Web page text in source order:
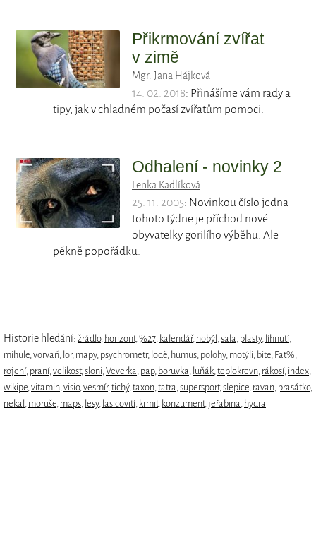
Přikrmování zvířat
v zimě
Mgr. Jana Hájková
14. 02. 2018: Přinášíme vám rady a
tipy, jak v chladném počasí zvířatům pomoci.
Odhalení - novinky 2
Lenka Kadlíková
25. 11. 2005: Novinkou číslo jedna
tohoto týdne je příchod nové
obyvatelky gorilího výběhu. Ale
pěkně popořádku.
Historie hledání: žrádlo, horizont,%27, kalendář, nobýl ,sala, plasty, líhnutí,
mihule,vorvaň, lor, mapy, psychrometr, lodě, humus, polohy, motýli, bite, Fat%,
rojení, praní,velikost,sloni,Veverka, pap, boruvka, luňák,teplokrevn, rákosí, index,
wikipe,vitamin,visio,vesmír,tichý,taxon,tatra,supersport,slepice, ravan, prasátko,
nekal , moruše, maps, lesy, lasicovití, krmit, konzument,jeřabina, hydra